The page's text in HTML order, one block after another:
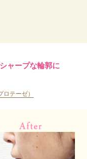
ャープな輪郭に
テーゼ）